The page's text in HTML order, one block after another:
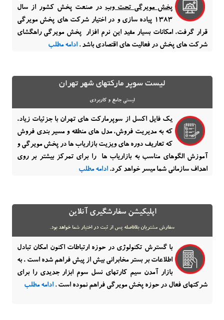
پخش مویرگی تحت وبدر صنعت پخش کشور از سال
1383 پیاده سازی و در اختیار شرکت های پخش مویرگی
قرار گرفت، امکانات بسیار مفید این نرم افزار پخش مویرگی راهگشای
شرکت های پخش در فعالیت های اقتصادی باشد .ادامه مطلب
لیست سوپر مارکتهای شهر تهران
لیستی جامع و کاربردی
یک فایل اکسل از سوپرمارکت های تهران با جزئیات زیاد،
که به مدیریت فروش، مدل‏ های منطقه و مسیر بندی فروش
که تعاریف دوره های ویزیت بازاریاب ها در پخش مویرگی و
آموزش الگوهای مناسب به بازاریاب ها را برای تمرکز بیشتر بر روی
اهداف سازمانی شما میسر خواهد کرد.ادامه مطلب
اپلیکیشن سفارشگیری آنلاین
سفارش مشتریان بلافاصله پس از ثبت در اختیار شما خواهد بود.
با گسترش تکنولوژی در حوزه ارتباطات اکنون امکان تبادل
اطلاعات بر بستر مخابرانی بیش از پیش فراهم شده است ، به
بازار آمدن سیم کارتهای نسل سوم ابزار جدیدی را برای
شرکتهای فعال در حوزه پخش مویرگی فراهم نموده است .ادامه مطلب